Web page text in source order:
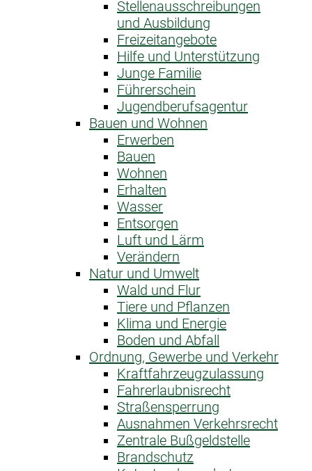
Stellenausschreibungen
und Ausbildung
Freizeitangebote
Hilfe und Unterstützung
Junge Familie
Führerschein
Jugendberufsagentur
Bauen und Wohnen
Erwerben
Bauen
Wohnen
Erhalten
Wasser
Entsorgen
Luft und Lärm
Verändern
Natur und Umwelt
Wald und Flur
Tiere und Pflanzen
Klima und Energie
Boden und Abfall
Ordnung, Gewerbe und Verkehr
Kraftfahrzeug­zulassung
Fahrerlaubnis­recht
Straßensperrung
Ausnahme­n Verkehrsrecht
Zentrale Bußgeldstelle
Brandschutz